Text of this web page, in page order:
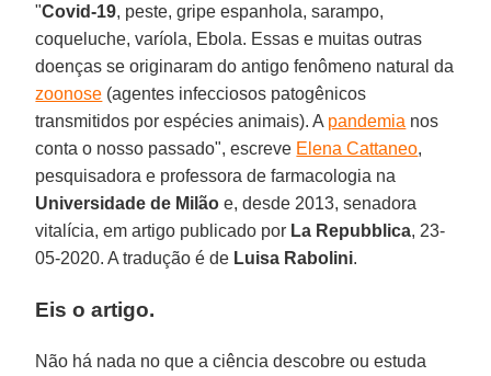
"Covid-19, peste, gripe espanhola, sarampo,
coqueluche, varíola, Ebola. Essas e muitas outras
doenças se originaram do antigo fenômeno natural da
zoonose (agentes infecciosos patogênicos
transmitidos por espécies animais). A pandemia nos
conta o nosso passado", escreve Elena Cattaneo,
pesquisadora e professora de farmacologia na
Universidade de Milão e, desde 2013, senadora
vitalícia, em artigo publicado por La Repubblica, 23-
05-2020. A tradução é de Luisa Rabolini.
Eis o artigo.
Não há nada no que a ciência descobre ou estuda